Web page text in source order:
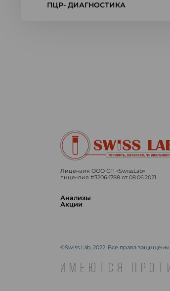
ПЦР- ДИАГНОСТИКА
Лицензия ООО СП «SwissLab»
лицензия #32064788 от 08.06.2021
Анализы
Акции
©Swiss Lab, 2022. Все права защищены
ИМЕЮТСЯ